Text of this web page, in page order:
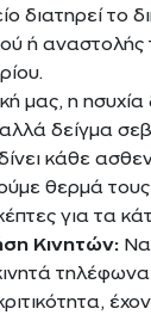
διατηρεί το
ή αναστολής
μας, η
δείγμα
κάθε
θερμά τους
για τα
Κινητών:Να